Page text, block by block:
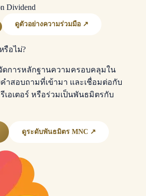
Dividend
ดูตัวอย่างความร่วมมือ ↗
อไม่?
ดการหลักฐานความครอบคลุมใน
ำสอบถามที่เข้ามา และเชื่อมต่อกับ
เอเตอร์ หรือร่วมเป็นพันธมิตรกับ
ดูระดับพันธมิตร MNC ↗